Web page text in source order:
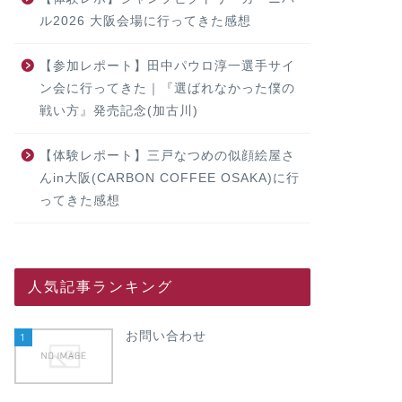
ル2026 大阪会場に行ってきた感想
【参加レポート】田中パウロ淳一選手サイ
ン会に行ってきた｜『選ばれなかった僕の
戦い方』発売記念(加古川)
【体験レポート】三戸なつめの似顔絵屋さ
んin大阪(CARBON COFFEE OSAKA)に行
ってきた感想
人気記事ランキング
1 お問い合わせ